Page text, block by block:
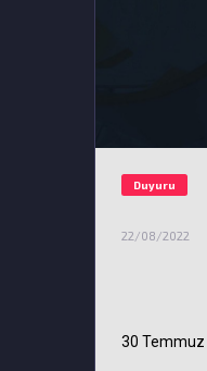
Duyuru
22/08/2022
30 Temmuz